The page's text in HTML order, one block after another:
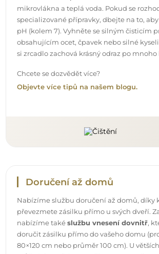
převezmete zásilku přímo u svých dveří.
nabízíme také
službu vnesení dovnitř
,
doručit zásilku přímo do vašeho domu
80×120 cm nebo průměr 100 cm). U
může být potřeba menší pomoc, např.
kurýr zásilku do vnitřku vašeho domu
Návody
Aby byla montáž a používání našeho
bezstarostné, připravili jsme pro vás
Najdete v nich všechny kroky nezbytné ke
montáži zrcadla, a také rady týkající se
údržby, abyste se mohli dlouho těšit z jeho